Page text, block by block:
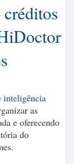
inteligência
as
e oferecendo
do